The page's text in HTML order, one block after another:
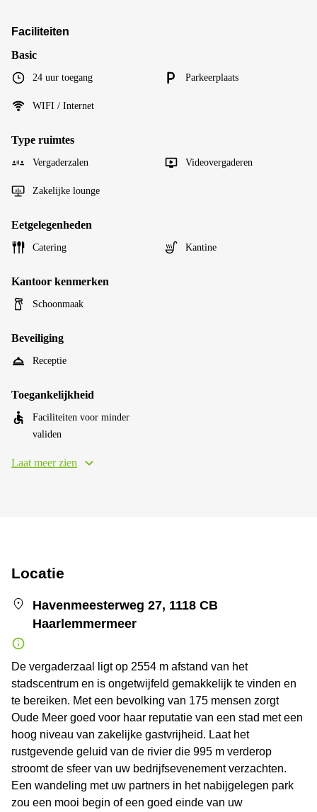
Faciliteiten
Basic
24 uur toegang Parkeerplaats
WIFI / Internet
Type ruimtes
Vergaderzalen Videovergaderen
Zakelijke lounge
Eetgelegenheden
Catering Kantine
Kantoor kenmerken
Schoonmaak
Beveiliging
Receptie
Toegankelijkheid
Faciliteiten voor minder
validen
Laat meer zien
Locatie
Havenmeesterweg 27, 1118 CB
Haarlemmermeer
De vergaderzaal ligt op 2554 m afstand van het
stadscentrum en is ongetwijfeld gemakkelijk te vinden en
te bereiken. Met een bevolking van 175 mensen zorgt
Oude Meer goed voor haar reputatie van een stad met een
hoog niveau van zakelijke gastvrijheid. Laat het
rustgevende geluid van de rivier die 995 m verderop
stroomt de sfeer van uw bedrijfsevenement verzachten.
Een wandeling met uw partners in het nabijgelegen park
zou een mooi begin of een goed einde van uw